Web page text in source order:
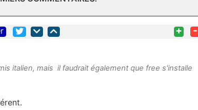
+ -
italien, mais il faudrait également que free s'installe